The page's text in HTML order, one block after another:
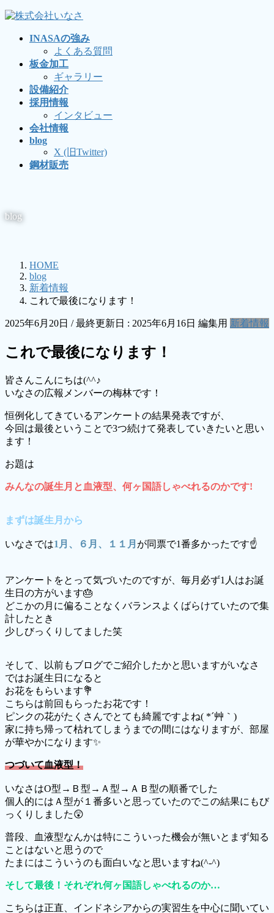
コ
ナ
INASAの強み
よくある質問
板金加工
ギャラリー
設備紹介
採用情報
インタビュー
会社情報
blog
X (旧Twitter)
鋼材販売
blog
HOME
blog
新着情報
これで最後になります！
2025年6月20日 / 最終更新日 : 2025年6月16日 編集用 新着情報
これで最後になります！
皆さんこんにちは(^^♪
いなさの広報メンバーの梅林です！
恒例化してきているアンケートの結果発表ですが、
今回は最後ということで3つ続けて発表していきたいと思い
ます！
お題は
みんなの誕生月と血液型、何ヶ国語しゃべれるのかです!
まずは誕生月から
いなさでは1月、６月、１１月 が同票で1番多かったです☝
アンケートをとって気づいたのですが、毎月必ず1人はお誕
生日の方がいます🎂
どこかの月に偏ることなくバランスよくばらけていたので集
計したとき
少しびっくりしてました笑
そして、以前もブログでご紹介したかと思いますがいなさ
ではお誕生日になると
お花をもらいます💐
こちらは前回もらったお花です！
ピンクの花がたくさんでとても綺麗ですよね( *´艸｀)
家に持ち帰って枯れてしまうまでの間にはなりますが、部屋
が華やかになります✨
つづいて血液型！
いなさはO型→Ｂ型→Ａ型→ＡＢ型の順番でした
個人的にはＡ型が１番多いと思っていたのでこの結果にもび
っくりしました😲
普段、血液型なんかは特にこういった機会が無いとまず知る
ことはないと思うので
たまにはこういうのも面白いなと思いますね(^-^)
そして最後！それぞれ何ヶ国語しゃべれるのか…
こちらは正直、インドネシアからの実習生を中心に聞いてい